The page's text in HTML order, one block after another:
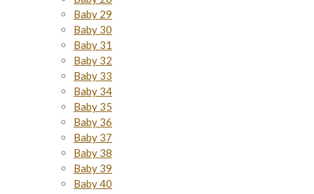
Baby 29
Baby 30
Baby 31
Baby 32
Baby 33
Baby 34
Baby 35
Baby 36
Baby 37
Baby 38
Baby 39
Baby 40